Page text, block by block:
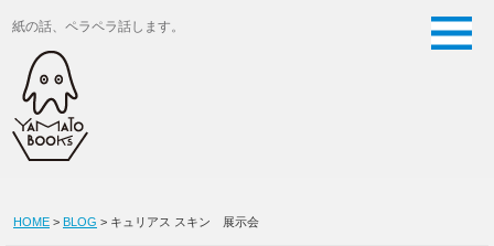
紙の話、ペラペラ話します。
HOME > BLOG > キュリアス スキン 展示会